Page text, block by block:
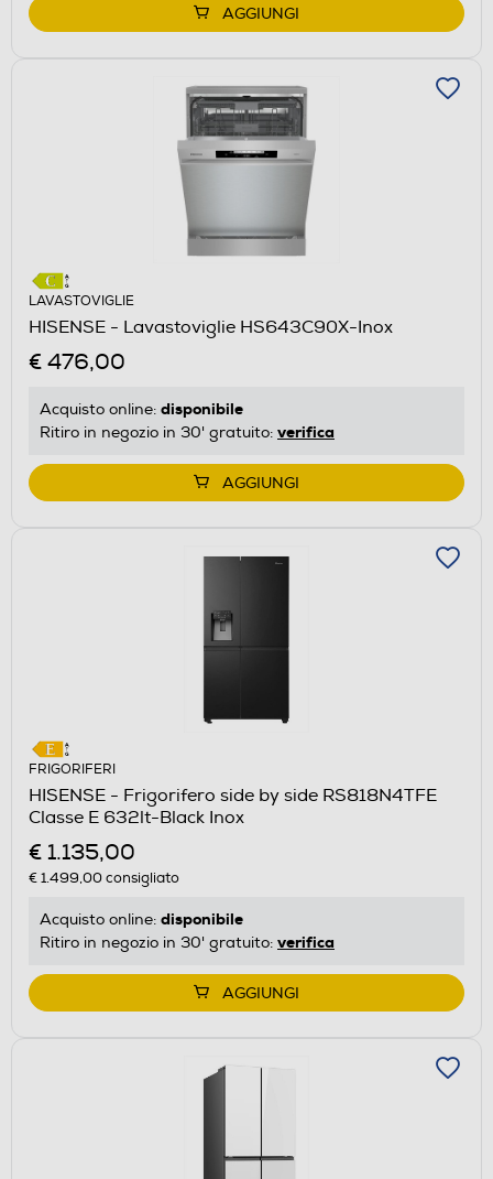
AGGIUNGI
LAVASTOVIGLIE
HISENSE - Lavastoviglie HS643C90X-Inox
€ 476,00
Acquisto online: disponibile
Ritiro in negozio in 30' gratuito: verifica
AGGIUNGI
FRIGORIFERI
HISENSE - Frigorifero side by side RS818N4TFE
Classe E 632lt-Black Inox
€ 1.135,00
€ 1.499,00consigliato
Acquisto online: disponibile
Ritiro in negozio in 30' gratuito: verifica
AGGIUNGI